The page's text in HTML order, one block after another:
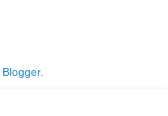
Blogger.